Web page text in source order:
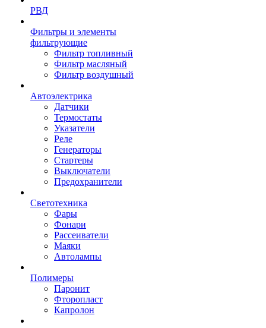
РВД
Фильтры и элементы
фильтрующие
Фильтр топливный
Фильтр масляный
Фильтр воздушный
Автоэлектрика
Датчики
Термостаты
Указатели
Реле
Генераторы
Стартеры
Выключатели
Предохранители
Светотехника
Фары
Фонари
Рассеиватели
Маяки
Автолампы
Полимеры
Паронит
Фторопласт
Капролон